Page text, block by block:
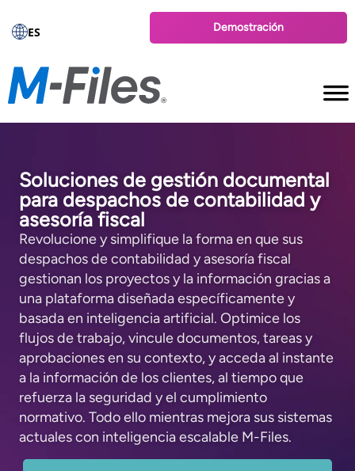
ES Demostración
Soluciones de gestión documental
para despachos de contabilidad y
asesoría fiscal
Revolucione y simplifique la forma en que sus
despachos de contabilidad y asesoría fiscal
gestionan los proyectos y la información gracias a
una plataforma diseñada específicamente y
basada en inteligencia artificial. Optimice los
flujos de trabajo, vincule documentos, tareas y
aprobaciones en su contexto, y acceda al instante
a la información de los clientes, al tiempo que
refuerza la seguridad y el cumplimiento
normativo. Todo ello mientras mejora sus sistemas
actuales con inteligencia escalable M-Files.